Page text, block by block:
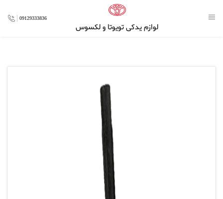
لوازم یدکی تویوتا و لکسوس
09129333836